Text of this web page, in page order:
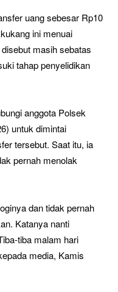
uang sebesar Rp10
ini menuai
masih sebatas
tahap penyelidikan
anggota Polsek
untuk dimintai
tersebut. Saat itu, ia
pernah menolak
dan tidak pernah
Katanya nanti
tiba malam hari
media, Kamis